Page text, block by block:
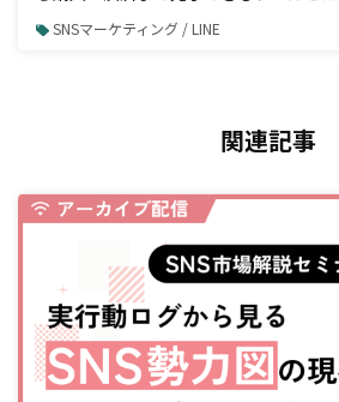
SNSマーケティング / LINE
関連記事